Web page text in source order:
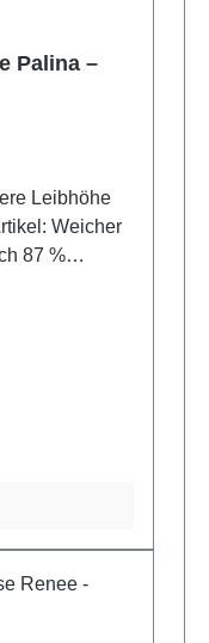
Palina –